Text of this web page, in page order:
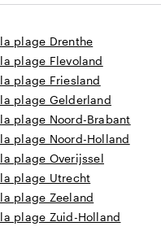
plage Drenthe
plage Flevoland
plage Friesland
plage Gelderland
plage Noord-Brabant
plage Noord-Holland
plage Overijssel
plage Utrecht
plage Zeeland
plage Zuid-Holland